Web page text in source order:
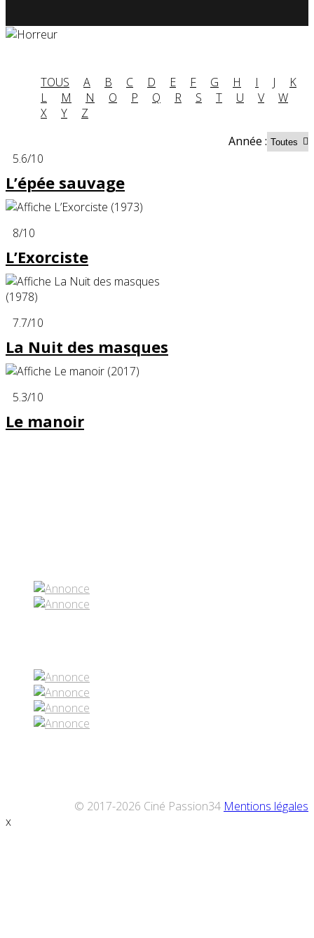
TOUS A B C D E F G H I J
K
L
M N O P Q R S T U V
W
X
Y
Z
Année :
5.6/10
L’épée sauvage
8/10
L’Exorciste
7.7/10
La Nuit des masques
5.3/10
Le manoir
© 2017-2026 Ciné Passion34 Mentions légales
x